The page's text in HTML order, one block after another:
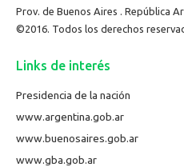
Prov. de Buenos Aires . República
©2016. Todos los derechos
Links de interés
Presidencia de la nación
www.argentina.gob.ar
www.buenosaires.gob.ar
www.gba.gob.ar